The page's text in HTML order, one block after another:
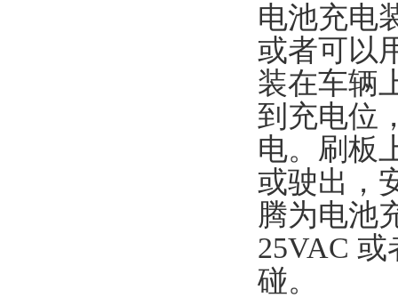
电池充电
或者可以
装在车辆
到充电位
电。刷板
或驶出，
腾为电池
25VAC
碰。